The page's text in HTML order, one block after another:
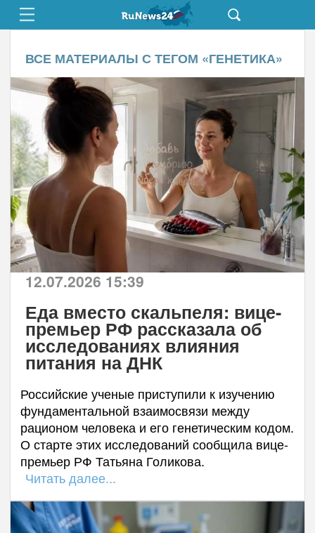
ВСЕ МАТЕРИАЛЫ С ТЕГОМ «ГЕНЕТИКА»
12.07.2026 15:39
Еда вместо скальпеля: вице-
премьер РФ рассказала об
исследованиях влияния
питания на ДНК
Российские ученые приступили к изучению
фундаментальной взаимосвязи между
рационом человека и его генетическим кодом.
О старте этих исследований сообщила вице-
премьер РФ Татьяна Голикова.
Читать далее...